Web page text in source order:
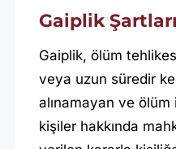
Gaiplik
Gaiplik, ölüm
veya uzun süredir
alınamayan ve
kişiler hakkında